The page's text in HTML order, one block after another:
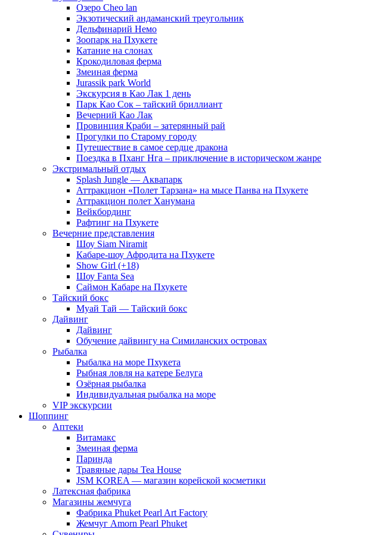
Озеро Cheo lan
Экзотический андаманский треугольник
Дельфинарий Немо
Зоопарк на Пхукете
Катание на слонах
Крокодиловая ферма
Змеиная ферма
Jurassik park World
Экскурсия в Као Лак 1 день
Парк Као Сок – тайский бриллиант
Вечерний Као Лак
Провинция Краби – затерянный рай
Прогулки по Старому городу
Путешествие в самое сердце дракона
Поездка в Пханг Нга – приключение в историческом жанре
Экстримальный отдых
Splash Jungle — Аквапарк
Аттракцион «Полет Тарзана» на мысе Панва на Пхукете
Аттракцион полет Ханумана
Вейкбординг
Рафтинг на Пхукете
Вечерние представления
Шоу Siam Niramit
Кабаре-шоу Афродита на Пхукете
Show Girl (+18)
Шоу Fanta Sea
Саймон Кабаре на Пхукете
Тайский бокс
Муай Тай — Тайский бокс
Дайвинг
Дайвинг
Обучение дайвингу на Симиланских островах
Рыбалка
Рыбалка на море Пхукета
Рыбная ловля на катере Белуга
Озёрная рыбалка
Индивидуальная рыбалка на море
VIP экскурсии
Шоппинг
Аптеки
Витамакс
Змеиная ферма
Паринда
Травяные дары Tea House
JSM KOREA — магазин корейской косметики
Латексная фабрика
Магазины жемчуга
Фабрика Phuket Pearl Art Factory
Жемчуг Amorn Pearl Phuket